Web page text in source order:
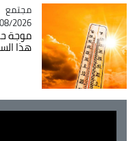
Catégorie
مجتمع
2026 - 14:58
موجة
هذا